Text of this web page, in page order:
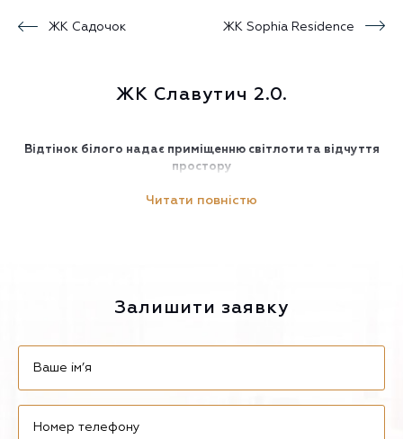
ЖК Садочок ЖК Sophia Residence
ЖК Славутич 2.0.
Відтінок білого надає приміщенню світлоти та відчуття
простору
Читати повністю
Залишити заявку